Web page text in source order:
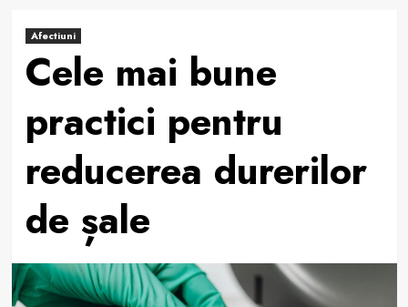
Afectiuni
Cele mai bune
practici pentru
reducerea durerilor
de șale